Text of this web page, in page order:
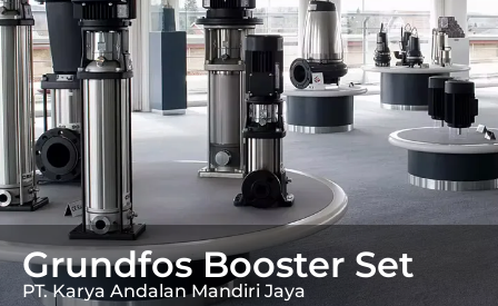
Grundfos Booster Set
PT. Karya Andalan Mandiri Jaya